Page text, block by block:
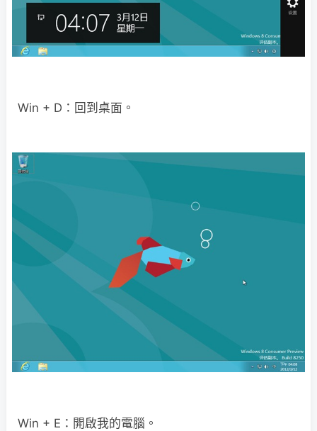
Win + D：回到桌面。
Win + E：開啟我的電腦。